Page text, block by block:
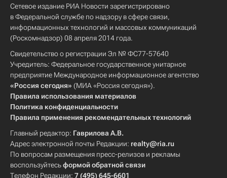
Сетевое издание РИА Новости зарегистрировано
в Федеральной службе по надзору в сфере связи,
информационных технологий и массовых коммуникаций
(Роскомнадзор) 08 апреля 2014 года.
Свидетельство о регистрации Эл № ФС77-57640
Учредитель: Федеральное государственное унитарное
предприятие Международное информационное агентство
«Россия сегодня» (МИА «Россия сегодня»).
Правила использования материалов
Политика конфиденциальности
Правила применения рекомендательных технологий
Главный редактор: Гаврилова А.В.
Адрес электронной почты Редакции: realty@ria.ru
По вопросам размещения пресс-релизов и рекламы
воспользуйтесьформой обратной связи
Телефон Редакции: 7 (495) 645-6601